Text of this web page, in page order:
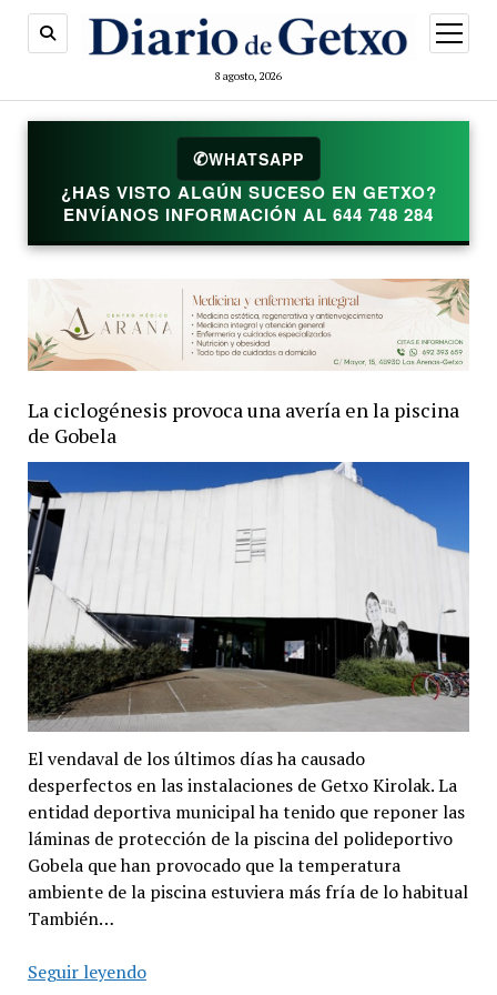
8 agosto, 2026
abrir
menú
✆WHATSAPP
¿HAS VISTO ALGÚN SUCESO EN GETXO?
ENVÍANOS INFORMACIÓN AL 644 748 284
La ciclogénesis provoca una avería en la piscina
de Gobela
El vendaval de los últimos días ha causado
desperfectos en las instalaciones de Getxo Kirolak. La
entidad deportiva municipal ha tenido que reponer las
láminas de protección de la piscina del polideportivo
Gobela que han provocado que la temperatura
ambiente de la piscina estuviera más fría de lo habitual
También…
Seguir leyendoLa